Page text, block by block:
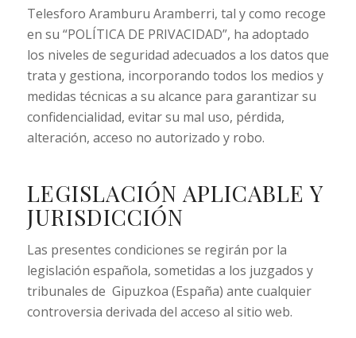
Telesforo Aramburu Aramberri, tal y como recoge
en su “POLÍTICA DE PRIVACIDAD”, ha adoptado
los niveles de seguridad adecuados a los datos que
trata y gestiona, incorporando todos los medios y
medidas técnicas a su alcance para garantizar su
confidencialidad, evitar su mal uso, pérdida,
alteración, acceso no autorizado y robo.
LEGISLACIÓN APLICABLE Y
JURISDICCIÓN
Las presentes condiciones se regirán por la
legislación española, sometidas a los juzgados y
tribunales de Gipuzkoa (España) ante cualquier
controversia derivada del acceso al sitio web.